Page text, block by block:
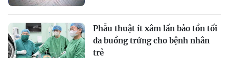
Phẫu thuật ít xâm lấn bảo tồn tối
đa buồng trứng cho bệnh nhân
trẻ